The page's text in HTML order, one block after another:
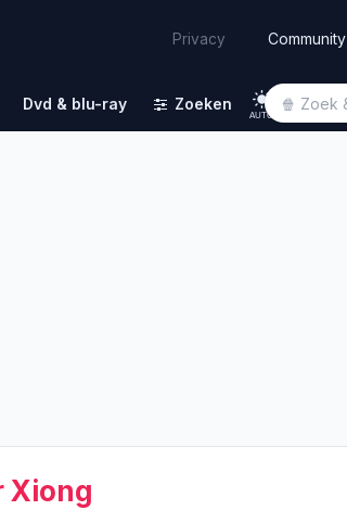
Privacy Community
Dvd & blu-ray Zoeken
AUTO
Xiong